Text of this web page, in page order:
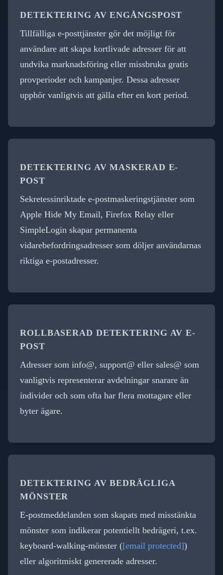
DETEKTERING AV ENGÅNGSPOST
Tillfälliga e-posttjänster gör det möjligt för
användare att skapa kortlivade adresser för att
undvika marknadsföring eller missbruka gratis
provperioder och kampanjer. Dessa adresser
upphör vanligtvis att gälla efter en kort period.
DETEKTERING AV MASKERAD E-
POST
Sekretessinriktade e-postmaskeringstjänster som
Apple Hide My Email, Firefox Relay eller
SimpleLogin skapar permanenta
vidarebefordringsadresser som döljer användarnas
riktiga e-postadresser.
ROLLBASERAD DETEKTERING AV E-
POST
Adresser som info@, support@ eller sales@ som
vanligtvis representerar avdelningar snarare än
individer och som ofta har flera mottagare eller
byter ägare.
DETEKTERING AV BEDRÄGLIGA
MÖNSTER
E-postmeddelanden som skapats med misstänkta
mönster som indikerar potentiellt bedrägeri, t.ex.
keyboard-walking-mönster ([email protected])
eller algoritmiskt genererade adresser.